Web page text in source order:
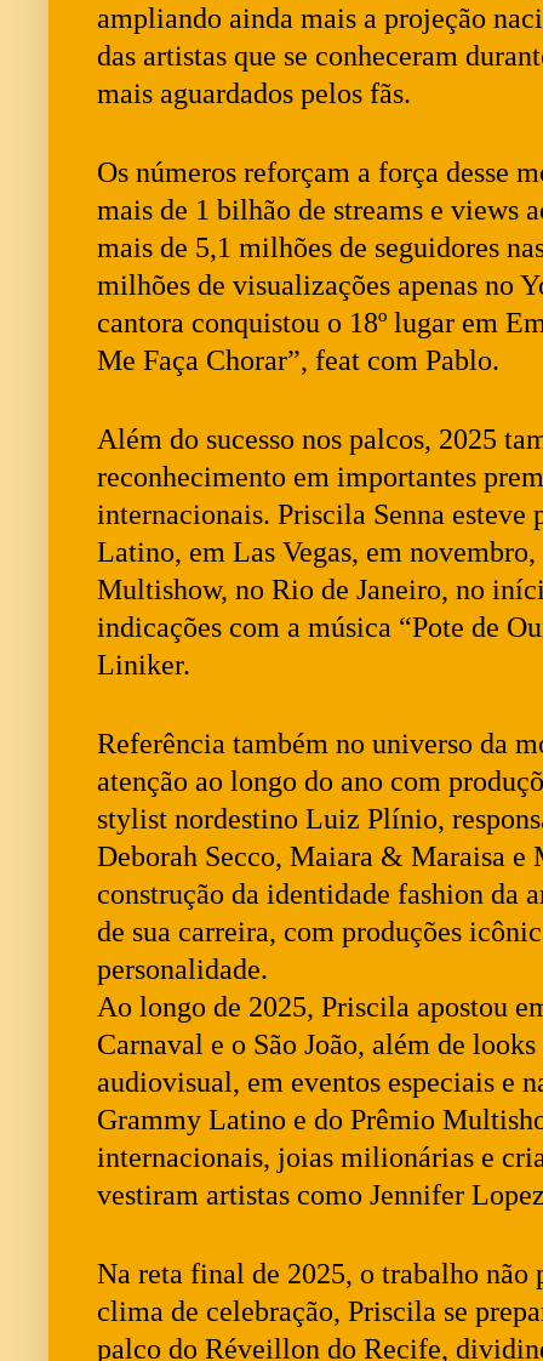
ampliando ainda mais a projeção
das artistas que se conheceram
mais aguardados pelos fãs.
Os números reforçam a força desse
mais de 1 bilhão de streams e views
mais de 5,1 milhões de seguidores
milhões de visualizações apenas no
cantora conquistou o 18º lugar em
Me Faça Chorar”, feat com Pablo.
Além do sucesso nos palcos, 2025
reconhecimento em importantes
internacionais. Priscila Senna
Latino, em Las Vegas, em
Multishow, no Rio de Janeiro, no
indicações com a música “Pote de
Liniker.
Referência também no universo da
atenção ao longo do ano com
stylist nordestino Luiz Plínio,
Deborah Secco, Maiara & Maraisa
construção da identidade fashion da
de sua carreira, com produções
personalidade.
Ao longo de 2025, Priscila apostou
Carnaval e o São João, além de
audiovisual, em eventos especiais e
Grammy Latino e do Prêmio
internacionais, joias milionárias e
vestiram artistas como Jennifer
Na reta final de 2025, o trabalho não
clima de celebração, Priscila se
palco do Réveillon do Recife,